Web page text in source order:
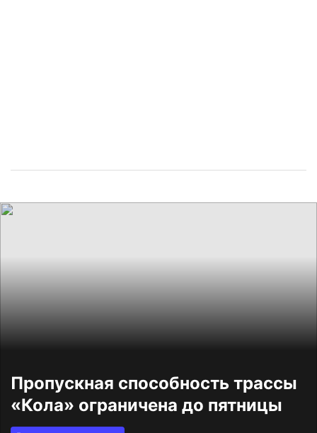
Пропускная способность трассы
«Кола» ограничена до пятницы